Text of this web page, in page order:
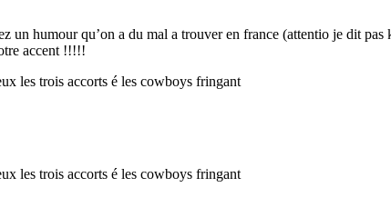
humour qu’on a du mal a trouver en france (attentio je dit
accent !!!!!
les trois accorts é les cowboys fringant
les trois accorts é les cowboys fringant